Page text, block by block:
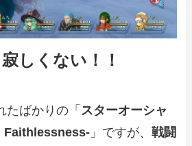
しくない！！
たばかりの「 スターオーシャ
Faithlessness- 」ですが、戦闘